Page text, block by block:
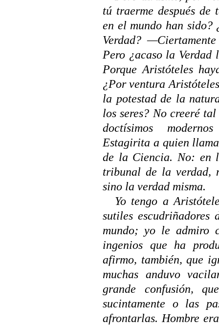
tú traerme después de
en el mundo han sido?
Verdad?
Pero ¿acaso la Verdad
Porque Aristóteles
¿Por ventura
la potestad de la
los seres? No creeré
doctísimos
Estagirita a quien
de la Ciencia. No: en
tribunal de la verdad,
sino la verdad misma.
Yo tengo a
sutiles
mundo; yo le admiro
ingenios que ha
afirmo, también, que
muchas anduvo
grande confusión,
sucintamente o las
afrontarlas. Hombre